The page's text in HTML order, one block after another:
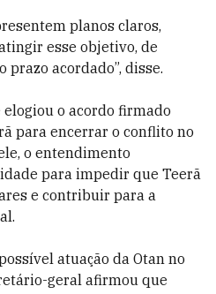
planos claros,
esse objetivo, de
acordado”, disse.
o acordo firmado
para encerrar o conflito no
o entendimento
para impedir que Teerã
e contribuir para a
atuação da Otan no
geral afirmou que